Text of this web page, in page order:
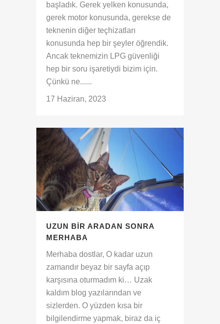
başladık. Gerek yelken konusunda,
gerek motor konusunda, gerekse de
teknenin diğer teçhizatları
konusunda hep bir şeyler öğrendik.
Ancak teknemizin LPG güvenliği
hep bir soru işaretiydi bizim için.
Çünkü ne......
17 Haziran, 2023
UZUN BIR ARADAN SONRA
MERHABA
Merhaba dostlar, O kadar uzun
zamandır beyaz bir sayfa açıp
karşısına oturmadım ki… Uzak
kaldım blog yazılarından ve
sizlerden. O yüzden kısa bir
bilgilendirme yapmak, biraz da iç